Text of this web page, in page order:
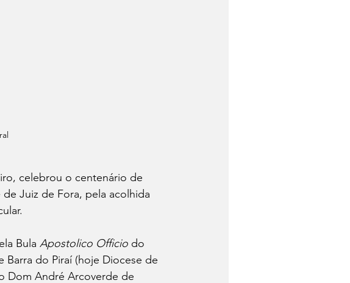
celebrou o centenário de
Juiz de Fora, pela acolhida
Bula Apostolico Officio do
Barra do Piraí (hoje Diocese de
Dom André Arcoverde de